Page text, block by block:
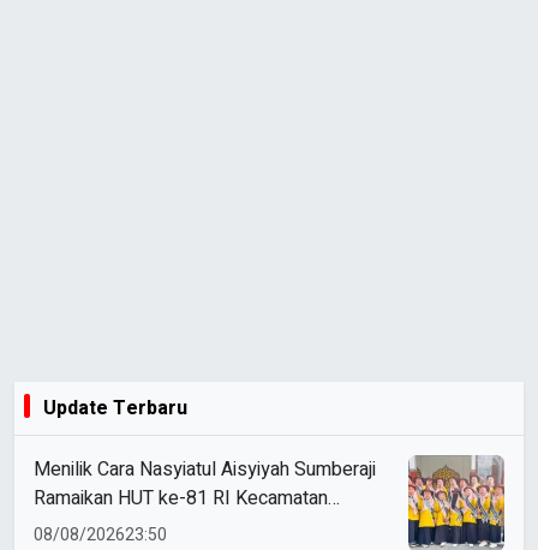
Update Terbaru
Menilik Cara Nasyiatul Aisyiyah Sumberaji
Ramaikan HUT ke-81 RI Kecamatan
Sukodadi
08/08/202623:50